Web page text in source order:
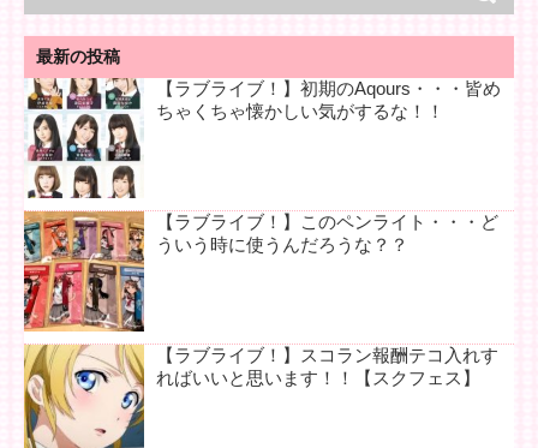
最新の投稿
【ラブライブ！】初期のAqours・・・皆め
ちゃくちゃ懐かしい気がするな！！
【ラブライブ！】このペンライト・・・ど
ういう時に使うんだろうな？？
【ラブライブ！】スコラン報酬テコ入れす
ればいいと思います！！【スクフェス】